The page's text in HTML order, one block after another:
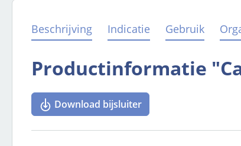
Beschrijving Indicatie Gebruik
Productinformatie
Download bijsluiter